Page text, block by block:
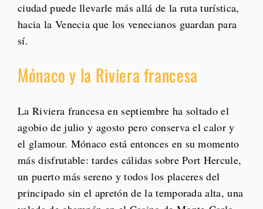
ciudad puede llevarle más allá de la ruta turística,
hacia la Venecia que los venecianos guardan para
sí.
Mónaco y la Riviera francesa
La Riviera francesa en septiembre ha soltado el
agobio de julio y agosto pero conserva el calor y
el glamour. Mónaco está entonces en su momento
más disfrutable: tardes cálidas sobre Port Hercule,
un puerto más sereno y todos los placeres del
principado sin el apretón de la temporada alta, una